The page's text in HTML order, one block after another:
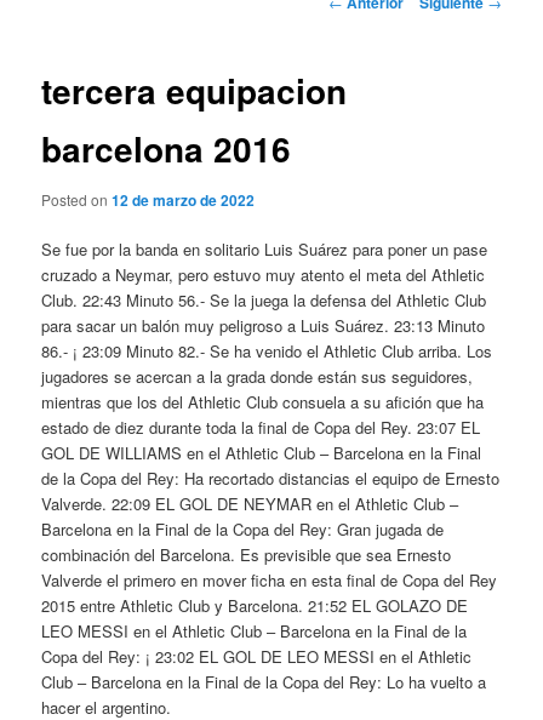
tercera equipacion
barcelona 2016
Posted on12 de marzo de 2022
Se fue por la banda en solitario Luis Suárez para poner un pase
cruzado a Neymar, pero estuvo muy atento el meta del Athletic
Club. 22:43 Minuto 56.- Se la juega la defensa del Athletic Club
para sacar un balón muy peligroso a Luis Suárez. 23:13 Minuto
86.- ¡ 23:09 Minuto 82.- Se ha venido el Athletic Club arriba. Los
jugadores se acercan a la grada donde están sus seguidores,
mientras que los del Athletic Club consuela a su afición que ha
estado de diez durante toda la final de Copa del Rey. 23:07 EL
GOL DE WILLIAMS en el Athletic Club – Barcelona en la Final
de la Copa del Rey: Ha recortado distancias el equipo de Ernesto
Valverde. 22:09 EL GOL DE NEYMAR en el Athletic Club –
Barcelona en la Final de la Copa del Rey: Gran jugada de
combinación del Barcelona. Es previsible que sea Ernesto
Valverde el primero en mover ficha en esta final de Copa del Rey
2015 entre Athletic Club y Barcelona. 21:52 EL GOLAZO DE
LEO MESSI en el Athletic Club – Barcelona en la Final de la
Copa del Rey: ¡ 23:02 EL GOL DE LEO MESSI en el Athletic
Club – Barcelona en la Final de la Copa del Rey: Lo ha vuelto a
hacer el argentino.